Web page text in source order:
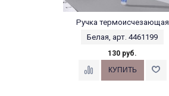
Ручка термоисчезающая
Белая, арт. 4461199
130 руб.